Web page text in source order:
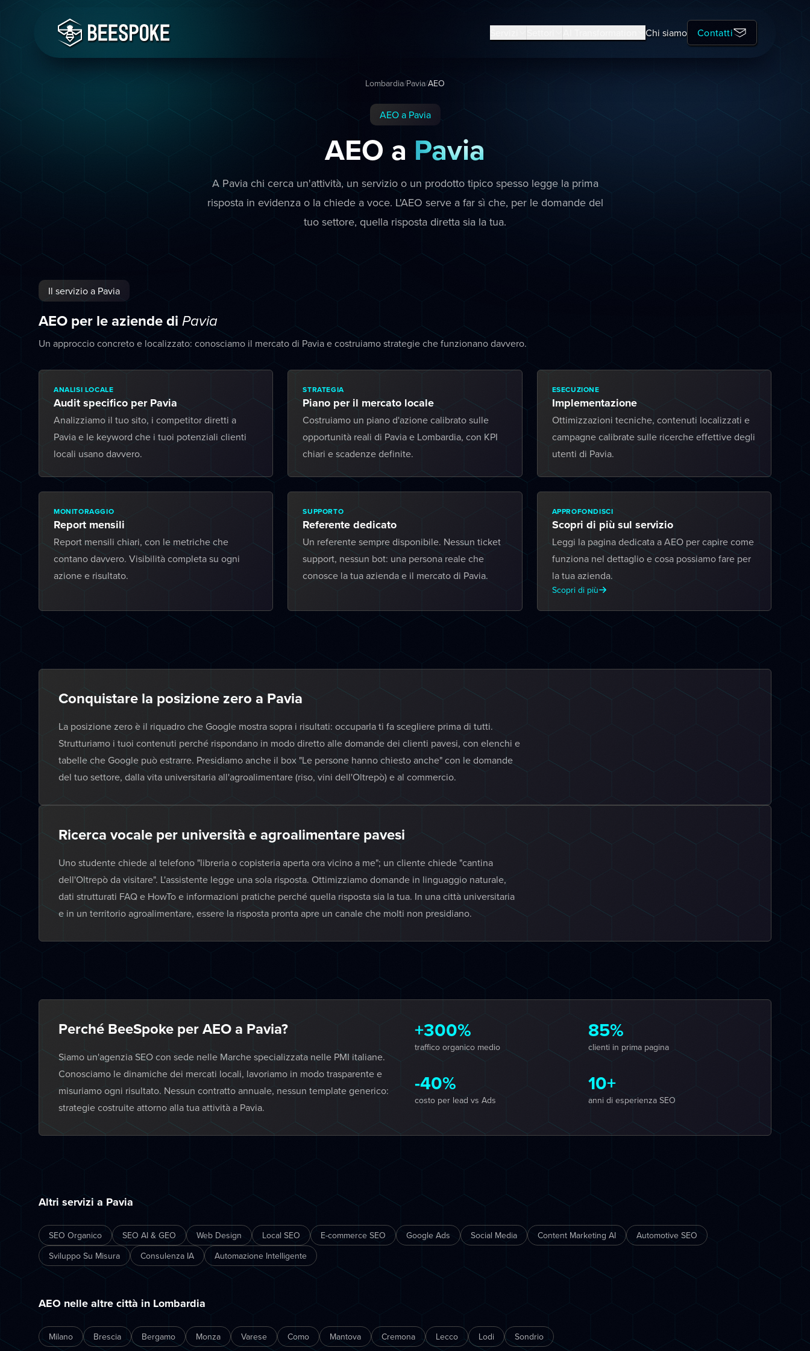
Chi siamo Contatti
Lombardia/Pavia/AEO
AEO a Pavia
AEO a Pavia
A Pavia chi cerca un'attività, un servizio o un prodotto tipico spesso legge la prima
risposta in evidenza o la chiede a voce. L'AEO serve a far sì che, per le domande del
tuo settore, quella risposta diretta sia la tua.
Il servizio a Pavia
AEO per le aziende di Pavia
Un approccio concreto e localizzato: conosciamo il mercato di Pavia e costruiamo strategie che funzionano davvero.
ANALISI LOCALE
Audit specifico per Pavia
Analizziamo il tuo sito, i competitor diretti a
Pavia e le keyword che i tuoi potenziali clienti
locali usano davvero.
STRATEGIA
Piano per il mercato locale
Costruiamo un piano d'azione calibrato sulle
opportunità reali di Pavia e Lombardia, con KPI
chiari e scadenze definite.
ESECUZIONE
Implementazione
Ottimizzazioni tecniche, contenuti localizzati e
campagne calibrate sulle ricerche effettive degli
utenti di Pavia.
MONITORAGGIO
Report mensili
Report mensili chiari, con le metriche che
contano davvero. Visibilità completa su ogni
azione e risultato.
SUPPORTO
Referente dedicato
Un referente sempre disponibile. Nessun ticket
support, nessun bot: una persona reale che
conosce la tua azienda e il mercato di Pavia.
APPROFONDISCI
Scopri di più sul servizio
Leggi la pagina dedicata a AEO per capire come
funziona nel dettaglio e cosa possiamo fare per
la tua azienda.
Scopri di più
Conquistare la posizione zero a Pavia
La posizione zero è il riquadro che Google mostra sopra i risultati: occuparla ti fa scegliere prima di tutti.
Strutturiamo i tuoi contenuti perché rispondano in modo diretto alle domande dei clienti pavesi, con elenchi e
tabelle che Google può estrarre. Presidiamo anche il box "Le persone hanno chiesto anche" con le domande
del tuo settore, dalla vita universitaria all'agroalimentare (riso, vini dell'Oltrepò) e al commercio.
Ricerca vocale per università e agroalimentare pavesi
Uno studente chiede al telefono "libreria o copisteria aperta ora vicino a me"; un cliente chiede "cantina
dell'Oltrepò da visitare". L'assistente legge una sola risposta. Ottimizziamo domande in linguaggio naturale,
dati strutturati FAQ e HowTo e informazioni pratiche perché quella risposta sia la tua. In una città universitaria
e in un territorio agroalimentare, essere la risposta pronta apre un canale che molti non presidiano.
Perché BeeSpoke per AEO a Pavia?
Siamo un'agenzia SEO con sede nelle Marche specializzata nelle PMI italiane.
Conosciamo le dinamiche dei mercati locali, lavoriamo in modo trasparente e
misuriamo ogni risultato. Nessun contratto annuale, nessun template generico:
strategie costruite attorno alla tua attività a Pavia.
+300%
traffico organico medio
85%
clienti in prima pagina
-40%
costo per lead vs Ads
10+
anni di esperienza SEO
Altri servizi a Pavia
SEO Organico SEO AI & GEO Web Design Local SEO E-commerce SEO Google Ads Social Media Content Marketing AI
Automotive SEO
Sviluppo Su Misura
Consulenza IA Automazione Intelligente
AEO nelle altre città in Lombardia
Milano Brescia Bergamo Monza Varese Como Mantova Cremona Lecco Lodi Sondrio